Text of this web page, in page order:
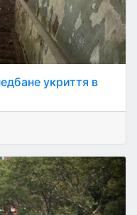
укриття в